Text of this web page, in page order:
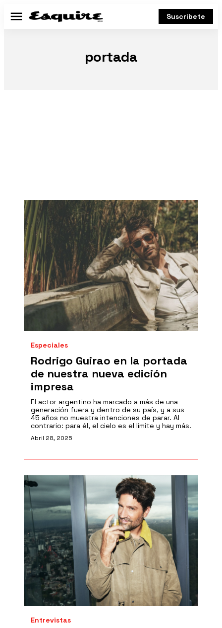
Menú Suscríbete
portada
Especiales
Rodrigo Guirao en la portada
de nuestra nueva edición
impresa
El actor argentino ha marcado a más de una
generación fuera y dentro de su país, y a sus
45 años no muestra intenciones de parar. Al
contrario: para él, el cielo es el límite y hay más.
Abril 28, 2025
Entrevistas